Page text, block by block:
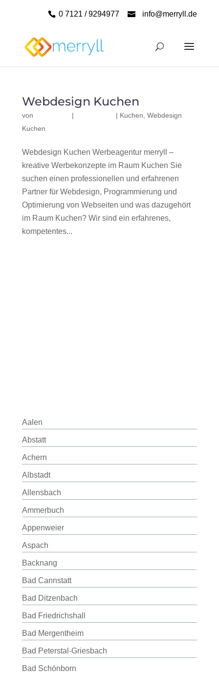
0 7121 / 9294977 info@merryll.de
Webdesign Kuchen
von | | Kuchen Webdesign
Kuchen
Webdesign Kuchen Werbeagentur merryll –
kreative Werbekonzepte im Raum Kuchen Sie
suchen einen professionellen und erfahrenen
Partner für Webdesign, Programmierung und
Optimierung von Webseiten und was dazugehört
im Raum Kuchen? Wir sind ein erfahrenes,
kompetentes...
Aalen
Abstatt
Achern
Albstadt
Allensbach
Ammerbuch
Appenweier
Aspach
Backnang
Bad Cannstatt
Bad Ditzenbach
Bad Friedrichshall
Bad Mergentheim
Bad Peterstal-Griesbach
Bad Schönborn